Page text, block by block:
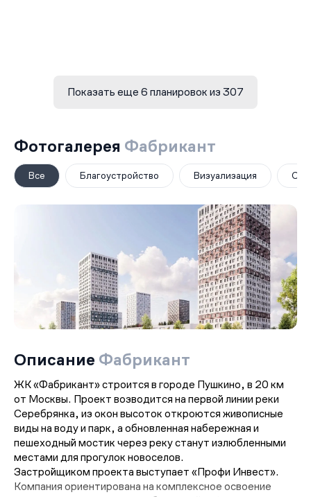
Показать еще 6 планировок из 307
Фотогалерея Фабрикант
Все Благоустройство Визуализация
Описание Фабрикант
ЖК «Фабрикант» строится в городе Пушкино, в 20 км
от Москвы. Проект возводится на первой линии реки
Серебрянка, из окон высоток откроются живописные
виды на воду и парк, а обновленная набережная и
пешеходный мостик через реку станут излюбленными
местами для прогулок новоселов.
Застройщиком проекта выступает «Профи Инвест».
Компания ориентирована на комплексное освоение